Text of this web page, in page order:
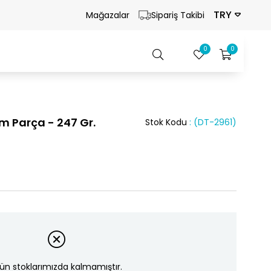
Mağazalar Sipariş Takibi TRY
0
0
Parça - 247 Gr. (DT-2961)
Stok Kodu
stoklarımızda kalmamıştır.